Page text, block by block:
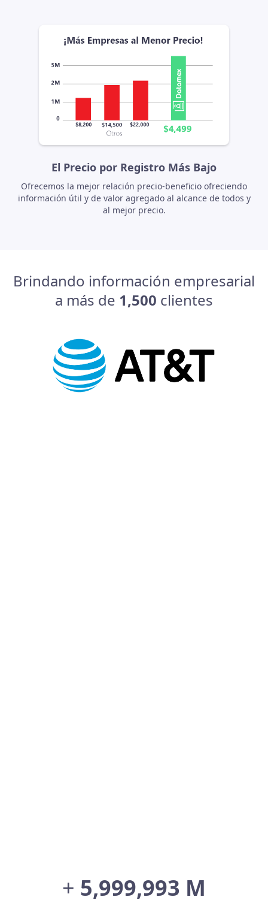
El Precio por Registro Más Bajo
Ofrecemos la mejor relación precio-beneficio ofreciendo
información útil y de valor agregado al alcance de todos y
al mejor precio.
Brindando información empresarial
a más de 1,500 clientes
+ 5,999,997 M